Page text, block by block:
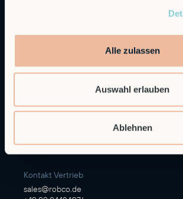
Alle zulassen
Auswahl erlauben
Ablehnen
Autonomous Industrial Robotics
Augustenstraße 12
80333 München
Kontakt Vertrieb
sales@robco.de